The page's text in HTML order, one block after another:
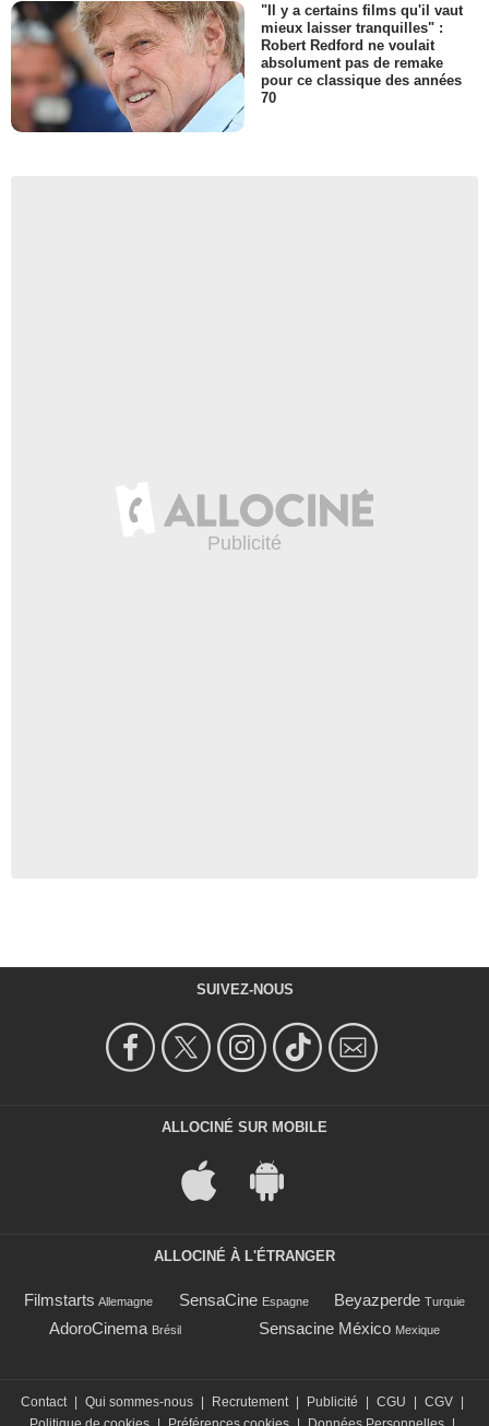
"Il y a certains films qu'il vaut
mieux laisser tranquilles" :
Robert Redford ne voulait
absolument pas de remake
pour ce classique des années
70
SUIVEZ-NOUS
ALLOCINÉ SUR MOBILE
ALLOCINÉ À L'ÉTRANGER
Filmstarts Allemagne SensaCine Espagne Beyazperde Turquie
AdoroCinema Brésil Sensacine México Mexique
Contact Qui sommes-nous Recrutement Publicité CGU CGV